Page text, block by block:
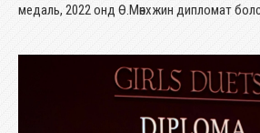
медаль, 2022 онд Ө.Мөнхжин дипломат